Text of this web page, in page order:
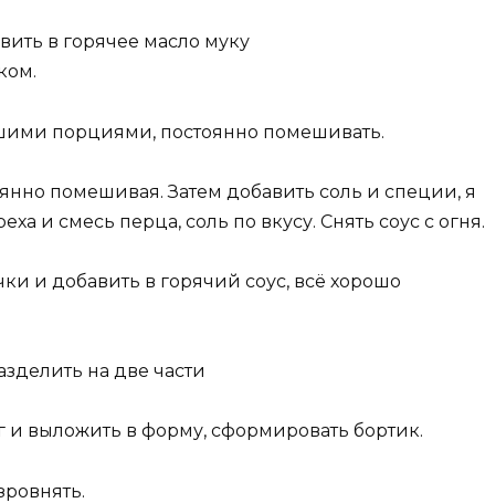
в горячее масло муку
порциями, постоянно помешивать.
помешивая. Затем добавить соль и специи, я
и смесь перца, соль по вкусу. Снять соус с огня.
и добавить в горячий соус, всё хорошо
на две части
и выложить в форму, сформировать бортик.